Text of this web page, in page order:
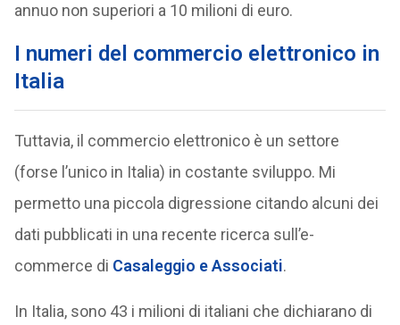
annuo non superiori a 10 milioni di euro.
I numeri del commercio elettronico in
Italia
Tuttavia, il commercio elettronico è un settore
(forse l’unico in Italia) in costante sviluppo. Mi
permetto una piccola digressione citando alcuni dei
dati pubblicati in una recente ricerca sull’e-
commerce di Casaleggio e Associati.
In Italia, sono 43 i milioni di italiani che dichiarano di